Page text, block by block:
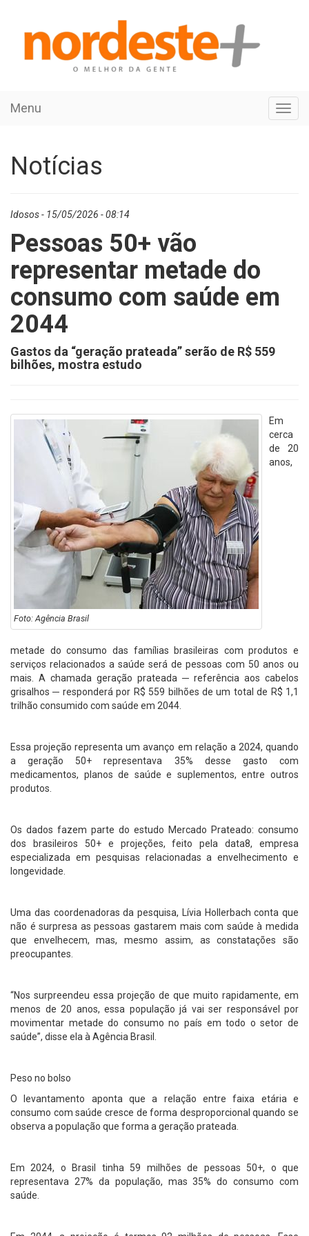
Menu
Notícias
Idosos - 15/05/2026 - 08:14
Pessoas 50+ vão
representar metade do
consumo com saúde em
2044
Gastos da “geração prateada” serão de R$ 559
bilhões, mostra estudo
Foto: Agência Brasil
Em
cerca
de 20
anos,
metade do consumo das famílias brasileiras com produtos e
serviços relacionados a saúde será de pessoas com 50 anos ou
mais. A chamada geração prateada ─ referência aos cabelos
grisalhos ─ responderá por R$ 559 bilhões de um total de R$ 1,1
trilhão consumido com saúde em 2044.
Essa projeção representa um avanço em relação a 2024, quando
a geração 50+ representava 35% desse gasto com
medicamentos, planos de saúde e suplementos, entre outros
produtos.
Os dados fazem parte do estudo Mercado Prateado: consumo
dos brasileiros 50+ e projeções, feito pela data8, empresa
especializada em pesquisas relacionadas a envelhecimento e
longevidade.
Uma das coordenadoras da pesquisa, Lívia Hollerbach conta que
não é surpresa as pessoas gastarem mais com saúde à medida
que envelhecem, mas, mesmo assim, as constatações são
preocupantes.
“Nos surpreendeu essa projeção de que muito rapidamente, em
menos de 20 anos, essa população já vai ser responsável por
movimentar metade do consumo no país em todo o setor de
saúde”, disse ela à Agência Brasil.
Peso no bolso
O levantamento aponta que a relação entre faixa etária e
consumo com saúde cresce de forma desproporcional quando se
observa a população que forma a geração prateada.
Em 2024, o Brasil tinha 59 milhões de pessoas 50+, o que
representava 27% da população, mas 35% do consumo com
saúde.